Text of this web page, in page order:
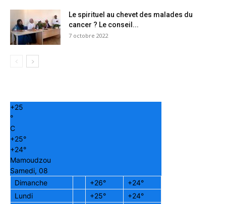
Le spirituel au chevet des malades du
cancer ? Le conseil...
7 octobre 2022
+25
°
C
+25°
+24°
Mamoudzou
Samedi, 08
Dimanche
+26° +24°
Lundi
+25° +24°